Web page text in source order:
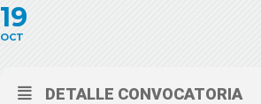
19
OCT
DETALLE CONVOCATORIA